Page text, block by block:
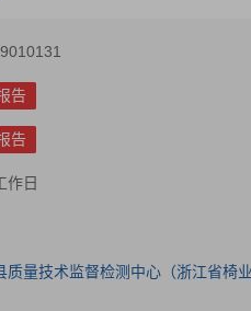
告
告
作日
质量技术监督检测中心（浙江省椅